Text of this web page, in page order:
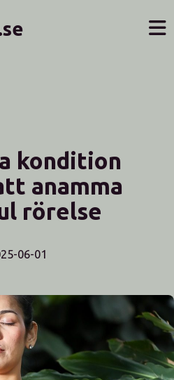
kondition
anamma
rörelse
06-01